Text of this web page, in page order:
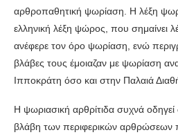
αρθροπαθητική ψωρίαση. H λέξη
ελληνική λέξη ψώρος, που σημαίνει
ανέφερε τον όρο ψωρίαση, ενώ
βλάβες τους έμοιαζαν με ψωρίαση
Ιπποκράτη όσο και στην Παλαιά
H ψωριασική αρθρίτιδα συχνά οδηγεί
βλάβη των περιφερικών αρθρώσεων